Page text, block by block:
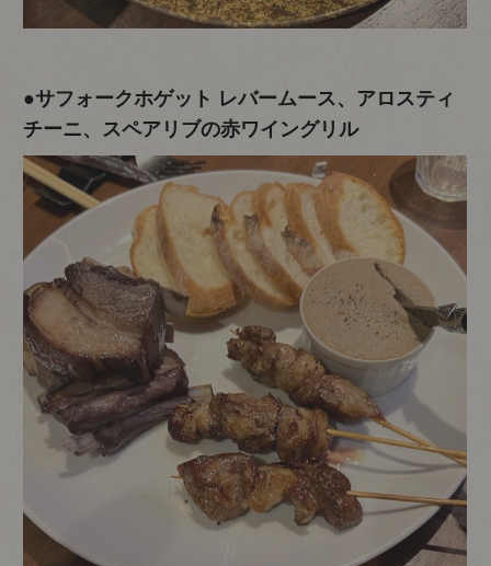
●サフォークホゲット レバームース、アロスティ
チーニ、スペアリブの赤ワイングリル